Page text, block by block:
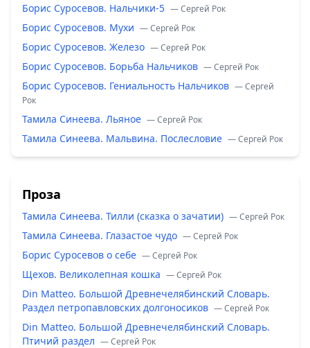
Борис Суросевов. Нальчики-5 — Сергей Рок
Борис Суросевов. Мухи — Сергей Рок
Борис Суросевов. Железо — Сергей Рок
Борис Суросевов. Борьба Нальчиков — Сергей Рок
Борис Суросевов. Гениальность Нальчиков — Сергей
Рок
Тамила Синеева. Льяное — Сергей Рок
Тамила Синеева. Мальвина. Послесловие — Сергей Рок
Проза
Тамила Синеева. Тилли (сказка о зачатии) — Сергей Рок
Тамила Синеева. Глазастое чудо — Сергей Рок
Борис Суросевов о себе — Сергей Рок
Щехов. Великолепная кошка — Сергей Рок
Din Matteo. Большой Древнечелябинский Словарь.
Раздел петропавловских долгоносиков — Сергей Рок
Din Matteo. Большой Древнечелябинский Словарь.
Птичий раздел — Сергей Рок